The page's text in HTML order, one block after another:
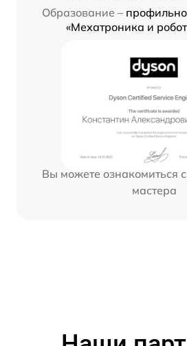
Образование –
«Мехатроника и
Вы можете ознакомиться
мастера